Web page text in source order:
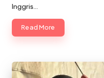
Inggris…
Read More